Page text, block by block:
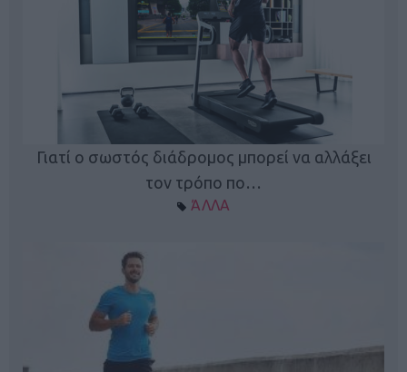
Γιατί ο σωστός διάδρομος μπορεί να αλλάξει
τον τρόπο πο…
ΆΛΛΑ